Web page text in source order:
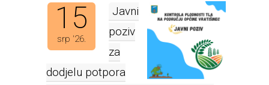
15
srp '26.
Javni
poziv
za
dodjelu potpora